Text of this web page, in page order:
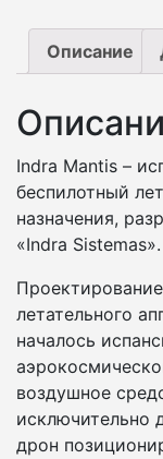
Описание
Indra Mantis –
беспилотный
назначения,
«Indra Sistemas».
летательного
началось
воздушное
исключительно
дрон